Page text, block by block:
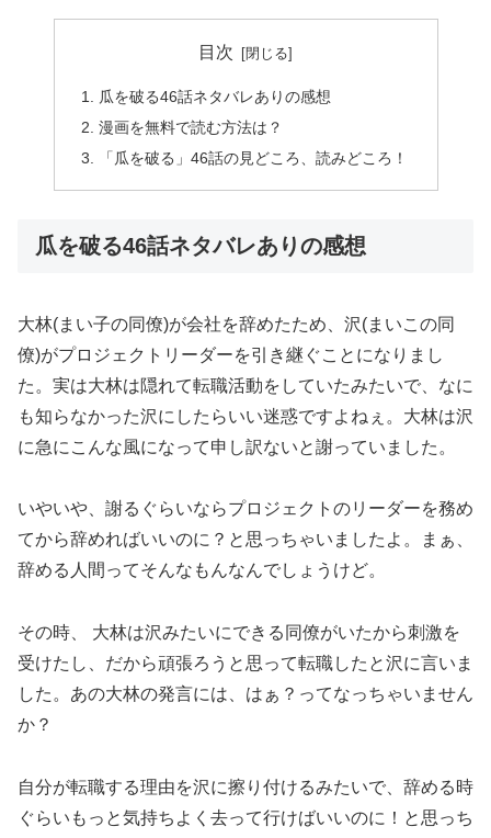
目次
瓜を破る46話ネタバレありの感想
漫画を無料で読む方法は？
「瓜を破る」46話の見どころ、読みどころ！
瓜を破る46話ネタバレありの感想
大林(まい子の同僚)が会社を辞めたため、沢(まいこの同
僚)がプロジェクトリーダーを引き継ぐことになりまし
た。実は大林は隠れて転職活動をしていたみたいで、なに
も知らなかった沢にしたらいい迷惑ですよねぇ。大林は沢
に急にこんな風になって申し訳ないと謝っていました。
いやいや、謝るぐらいならプロジェクトのリーダーを務め
てから辞めればいいのに？と思っちゃいましたよ。まぁ、
辞める人間ってそんなもんなんでしょうけど。
その時、 大林は沢みたいにできる同僚がいたから刺激を
受けたし、だから頑張ろうと思って転職したと沢に言いま
した。あの大林の発言には、はぁ？ってなっちゃいません
か？
自分が転職する理由を沢に擦り付けるみたいで、辞める時
ぐらいもっと気持ちよく去って行けばいいのに！と思っち